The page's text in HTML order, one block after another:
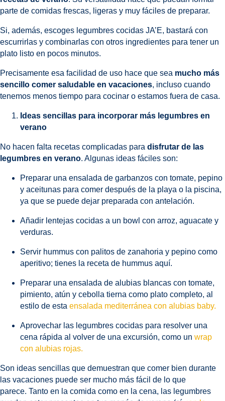
parte de comidas frescas, ligeras y muy fáciles de preparar.
Si, además, escoges legumbres cocidas JA’E, bastará con
escurrirlas y combinarlas con otros ingredientes para tener un
plato listo en pocos minutos.
Precisamente esa facilidad de uso hace que sea mucho más
sencillo comer saludable en vacaciones, incluso cuando
tenemos menos tiempo para cocinar o estamos fuera de casa.
Ideas sencillas para incorporar más legumbres en
verano
No hacen falta recetas complicadas para disfrutar de las
legumbres en verano. Algunas ideas fáciles son:
Preparar una ensalada de garbanzos con tomate, pepino
y aceitunas para comer después de la playa o la piscina,
ya que se puede dejar preparada con antelación.
Añadir lentejas cocidas a un bowl con arroz, aguacate y
verduras.
Servir hummus con palitos de zanahoria y pepino como
aperitivo; tienes la receta de hummus aquí.
Preparar una ensalada de alubias blancas con tomate,
pimiento, atún y cebolla tierna como plato completo, al
estilo de esta ensalada mediterránea con alubias baby.
Aprovechar las legumbres cocidas para resolver una
cena rápida al volver de una excursión, como un wrap
con alubias rojas.
Son ideas sencillas que demuestran que comer bien durante
las vacaciones puede ser mucho más fácil de lo que
parece. Tanto en la comida como en la cena, las legumbres